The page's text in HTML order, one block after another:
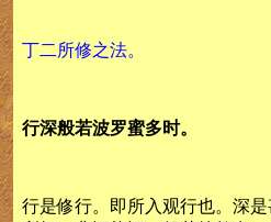
丁二所修之法。
行深般若波罗蜜多时。
行是修行。即所入观行也。深